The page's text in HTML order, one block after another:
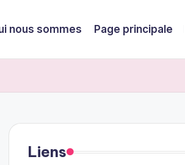
nous sommes Page principale
Liens